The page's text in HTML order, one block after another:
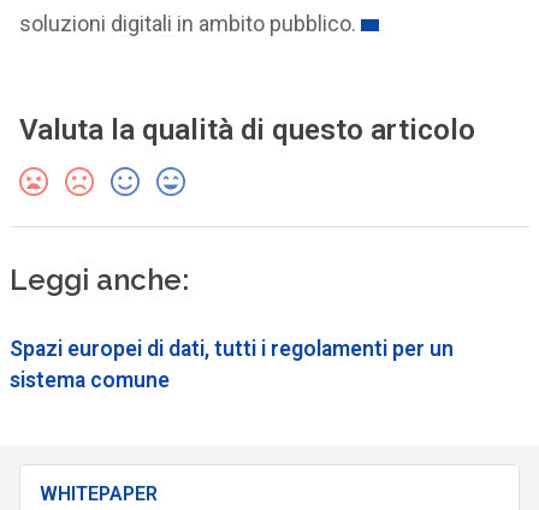
soluzioni digitali in ambito pubblico.
Valuta la qualità di questo articolo
Leggi anche:
Spazi europei di dati, tutti i regolamenti per un
sistema comune
WHITEPAPER